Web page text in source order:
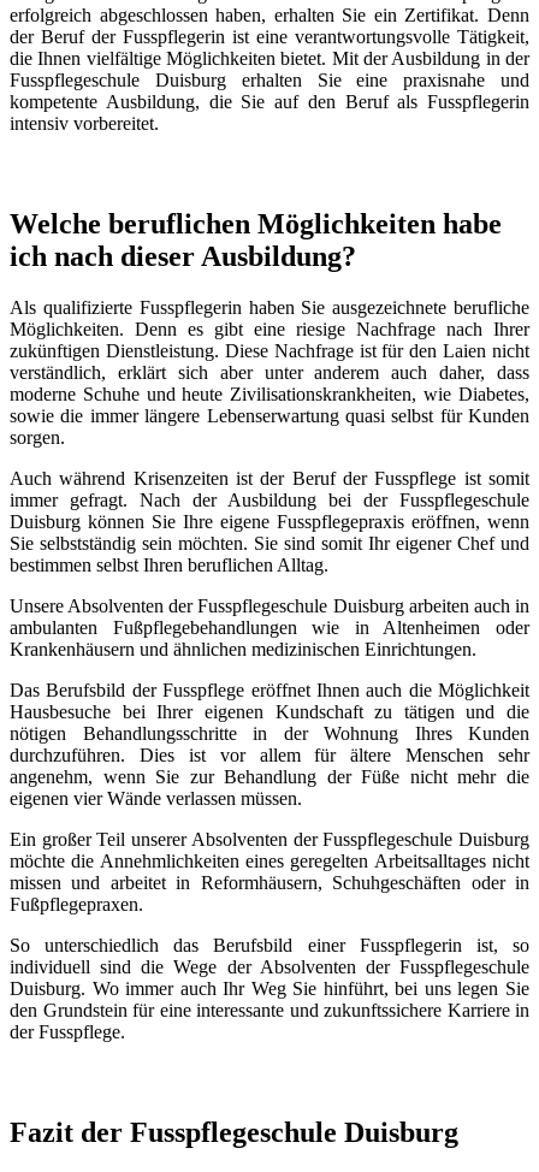
erfolgreich abgeschlossen haben, erhalten Sie ein Zertifikat. Denn
der Beruf der Fusspflegerin ist eine verantwortungsvolle Tätigkeit,
die Ihnen vielfältige Möglichkeiten bietet. Mit der Ausbildung in der
Fusspflegeschule Duisburg erhalten Sie eine praxisnahe und
kompetente Ausbildung, die Sie auf den Beruf als Fusspflegerin
intensiv vorbereitet.
Welche beruflichen Möglichkeiten habe
ich nach dieser Ausbildung?
Als qualifizierte Fusspflegerin haben Sie ausgezeichnete berufliche
Möglichkeiten. Denn es gibt eine riesige Nachfrage nach Ihrer
zukünftigen Dienstleistung. Diese Nachfrage ist für den Laien nicht
verständlich, erklärt sich aber unter anderem auch daher, dass
moderne Schuhe und heute Zivilisationskrankheiten, wie Diabetes,
sowie die immer längere Lebenserwartung quasi selbst für Kunden
sorgen.
Auch während Krisenzeiten ist der Beruf der Fusspflege ist somit
immer gefragt. Nach der Ausbildung bei der Fusspflegeschule
Duisburg können Sie Ihre eigene Fusspflegepraxis eröffnen, wenn
Sie selbstständig sein möchten. Sie sind somit Ihr eigener Chef und
bestimmen selbst Ihren beruflichen Alltag.
Unsere Absolventen der Fusspflegeschule Duisburg arbeiten auch in
ambulanten Fußpflegebehandlungen wie in Altenheimen oder
Krankenhäusern und ähnlichen medizinischen Einrichtungen.
Das Berufsbild der Fusspflege eröffnet Ihnen auch die Möglichkeit
Hausbesuche bei Ihrer eigenen Kundschaft zu tätigen und die
nötigen Behandlungsschritte in der Wohnung Ihres Kunden
durchzuführen. Dies ist vor allem für ältere Menschen sehr
angenehm, wenn Sie zur Behandlung der Füße nicht mehr die
eigenen vier Wände verlassen müssen.
Ein großer Teil unserer Absolventen der Fusspflegeschule Duisburg
möchte die Annehmlichkeiten eines geregelten Arbeitsalltages nicht
missen und arbeitet in Reformhäusern, Schuhgeschäften oder in
Fußpflegepraxen.
So unterschiedlich das Berufsbild einer Fusspflegerin ist, so
individuell sind die Wege der Absolventen der Fusspflegeschule
Duisburg. Wo immer auch Ihr Weg Sie hinführt, bei uns legen Sie
den Grundstein für eine interessante und zukunftssichere Karriere in
der Fusspflege.
Fazit der Fusspflegeschule Duisburg